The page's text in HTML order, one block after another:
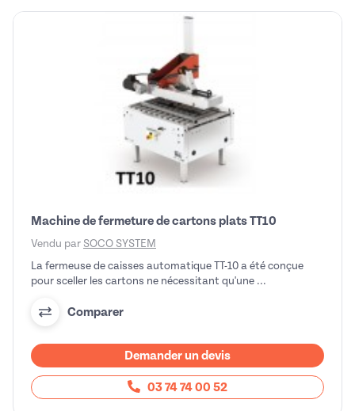
Machine de fermeture de cartons plats TT10
Vendu par SOCO SYSTEM
La fermeuse de caisses automatique TT-10 a été conçue
pour sceller les cartons ne nécessitant qu'une ...
Comparer
Demander un devis
03 74 74 00 52